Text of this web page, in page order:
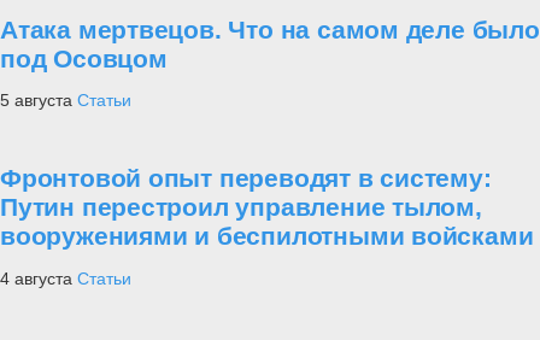
Атака мертвецов. Что на самом деле было
под Осовцом
5 августа Статьи
Фронтовой опыт переводят в систему:
Путин перестроил управление тылом,
вооружениями и беспилотными войсками
4 августа Статьи